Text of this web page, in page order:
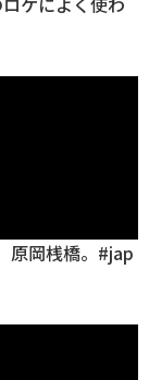
原岡桟橋。#jap